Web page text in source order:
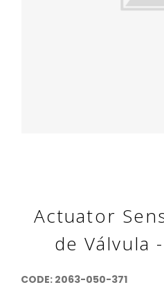
Actuator
de Válvula
CODE: 2063-050-371